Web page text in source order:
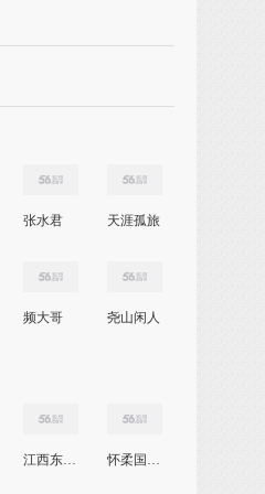
张水君 天涯孤旅
频大哥 尧山闲人
江西东乡太极拳 怀柔国际青年微电影季